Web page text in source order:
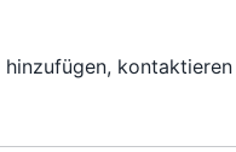
kontaktieren